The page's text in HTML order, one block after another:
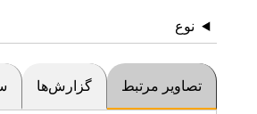
نوع
تصاویر مرتبط گزارش‌ها